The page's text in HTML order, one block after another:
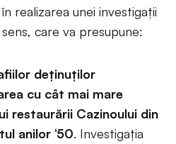
realizarea unei investigații
care va presupune:
deținuților
cu cât mai mare
restaurării Cazinoului din
anilor ‘50. Investigația